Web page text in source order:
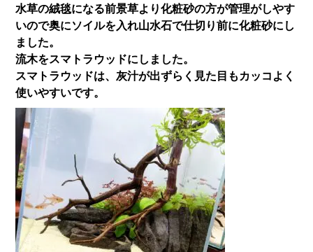
水草の絨毯になる前景草より化粧砂の方が管理がしやす
いので奥にソイルを入れ山水石で仕切り前に化粧砂にし
ました。
流木をスマトラウッドにしました。
スマトラウッドは、灰汁が出ずらく見た目もカッコよく
使いやすいです。